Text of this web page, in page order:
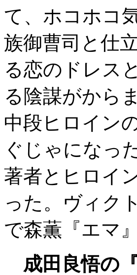
て、ホコホコ
族御曹司と仕
る恋のドレス
る陰謀がから
中段ヒロイン
ぐじゃになっ
著者とヒロイ
った。ヴィク
で森薫『エマ
成田良悟の